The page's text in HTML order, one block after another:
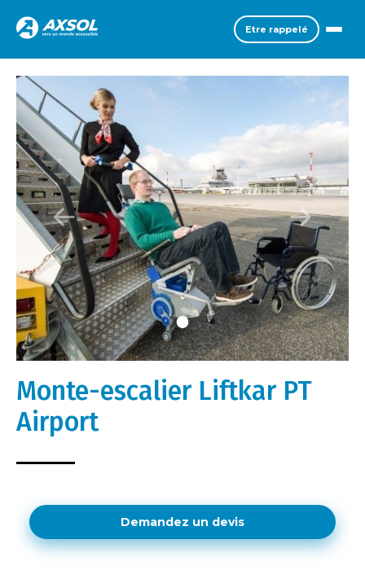
Etre rappelé
Monte-escalier Liftkar PT
Airport
Demandez un devis